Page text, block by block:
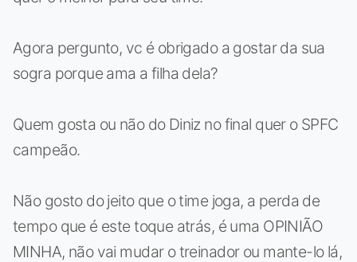
Agora pergunto, vc é obrigado a gostar da sua
sogra porque ama a filha dela?
Quem gosta ou não do Diniz no final quer o SPFC
campeão.
Não gosto do jeito que o time joga, a perda de
tempo que é este toque atrás, é uma OPINIÃO
MINHA, não vai mudar o treinador ou mante-lo lá,